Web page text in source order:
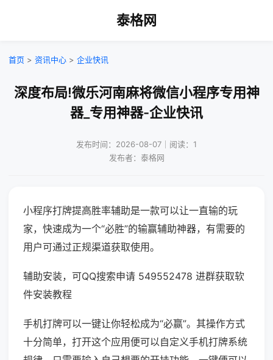
泰格网
首页 > 资讯中心 > 企业快讯
深度布局!微乐河南麻将微信小程序专用神
器_专用神器-企业快讯
发布时间：2026-08-07｜阅读：1
发布者：泰格网
小程序打牌提高胜率辅助是一款可以让一直输的玩
家，快速成为一个“必胜”的输赢辅助神器，有需要的
用户可通过正规渠道获取使用。
辅助安装，可QQ搜索申请 549552478 进群获取软
件安装教程
手机打牌可以一键让你轻松成为“必赢”。其操作方式
十分简单，打开这个应用便可以自定义手机打牌系统